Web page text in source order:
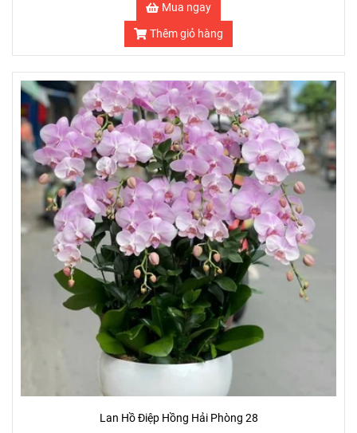
Mua ngay
Thêm giỏ hàng
Lan Hồ Điệp Hồng Hải Phòng 28